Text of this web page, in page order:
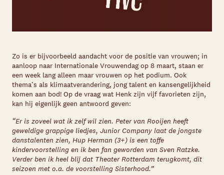
Zo is er bijvoorbeeld aandacht voor de positie van vrouwen; in
aanloop naar Internationale Vrouwendag op 8 maart, staan er
een week lang alleen maar vrouwen op het podium. Ook
thema’s als klimaatverandering, jong talent en kansengelijkheid
komen aan bod! Op de vraag wat Henk zijn vijf favorieten zijn,
kan hij eigenlijk geen antwoord geven:
“Er is zoveel wat ik zelf wil zien. Peter van Rooijen heeft
geweldige grappige liedjes, Junior Company laat de jongste
danstalenten zien, Hup Herman (3+) is een toffe
kindervoorstelling en ik ben fan geworden van Sven Ratzke.
Verder ben ik heel blij dat Theater Rotterdam terugkomt, dit
seizoen met o.a. de voorstelling Sisterhood.”